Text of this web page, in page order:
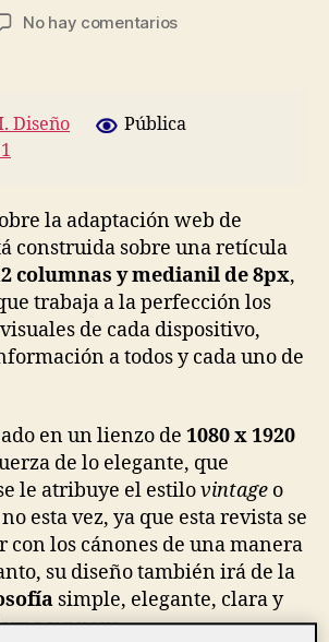
de
No hay comentariosen
la
Diseño
Pública
la adaptación web de
construida sobre una retícula
columnas y medianil de 8px,
trabaja a la perfección los
de cada dispositivo,
a todos y cada uno de
en un lienzo de 1080 x 1920
de lo elegante, que
le atribuye el estilovintage o
esta vez, ya que esta revista se
con los cánones de una manera
su diseño también irá de la
simple, elegante, clara y
y nueva.